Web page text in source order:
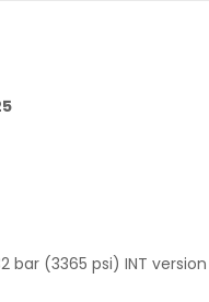
bar (3365 psi) INT version